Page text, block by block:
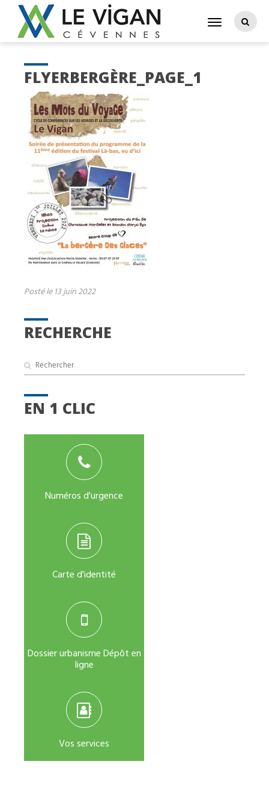
RECHERCHE
EN 1 CLIC
Numéros d'urgence
Carte d'identité
Dossier urbanisme Dépôt en
ligne
Vos services
FLYERBERGÈRE_PAGE_1
Posté le 13 juin 2022